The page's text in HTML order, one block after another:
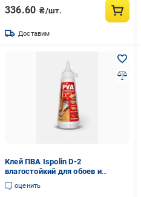
336.60 ₴/шт.
Доставим
Клей ПВА Ispolin D-2
влагостойкий для обоев и
дерева 250 мл (28715616)
оценить